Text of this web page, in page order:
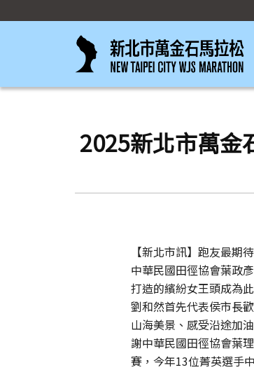
2025新北市萬金
【新北市訊】跑友最
中華民國田徑協會葉政
打造的繽紛女王頭成為
劉和然首先代表侯市長
山海美景、感受沿途加
謝中華民國田徑協會葉
賽，今年13位菁英選手